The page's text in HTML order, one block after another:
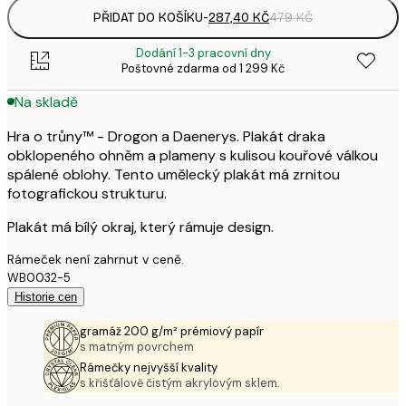
PŘIDAT DO KOŠÍKU-287,40 KČ479 KČ
Dodání 1-3 pracovní dny
Poštovné zdarma od 1 299 Kč
Na skladě
Hra o trůny™ - Drogon a Daenerys. Plakát draka
obklopeného ohněm a plameny s kulisou kouřové válkou
spálené oblohy. Tento umělecký plakát má zrnitou
fotografickou strukturu.
Plakát má bílý okraj, který rámuje design.
Rámeček není zahrnut v ceně.
WB0032-5
Historie cen
gramáž 200 g/m² prémiový papír
s matným povrchem
Rámečky nejvyšší kvality
s křišťálově čistým akrylovým sklem.